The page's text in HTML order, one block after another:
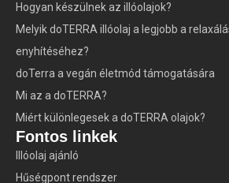
Hogyan készülnek az illóolajok?
Melyik doTERRA illóolaj a legjobb a
enyhítéséhez?
doTerra a vegán életmód támogatására
Mi az a doTERRA?
Miért különlegesek a doTERRA olajok?
Fontos linkek
Illóolaj ajánló
Hűségpont rendszer